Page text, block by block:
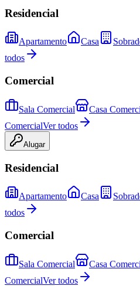
Residencial
Apartamento Casa
todos
Comercial
Sala Comercial Casa
ComercialVer todos
Alugar
Residencial
Apartamento Casa
todos
Comercial
Sala Comercial Casa
ComercialVer todos